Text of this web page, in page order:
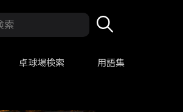
卓球場検索 用語集